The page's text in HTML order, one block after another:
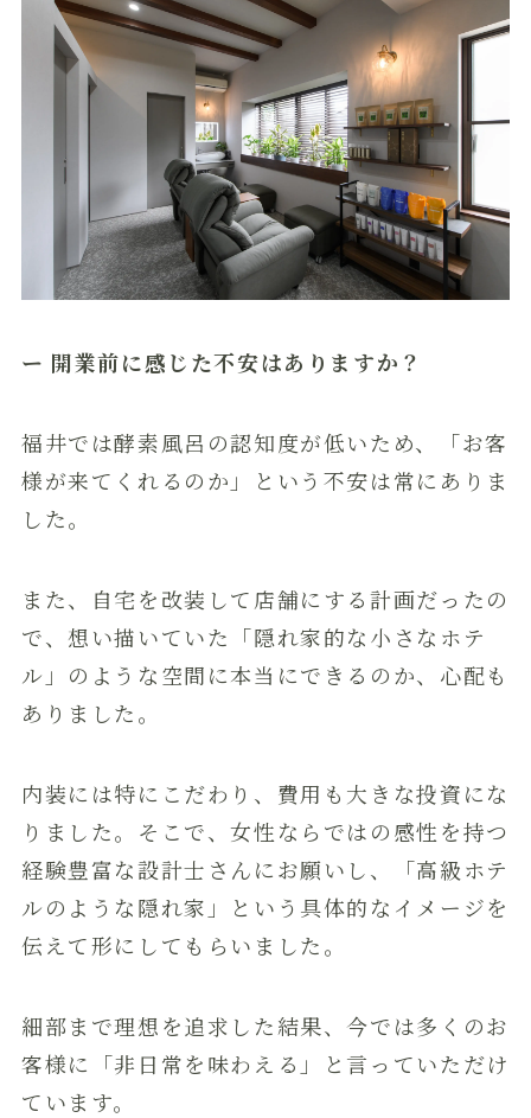
ー 開業前に感じた不安はありますか？
福井では酵素風呂の認知度が低いため、「お客
様が来てくれるのか」という不安は常にありま
した。
また、自宅を改装して店舗にする計画だったの
で、想い描いていた「隠れ家的な小さなホテ
ル」のような空間に本当にできるのか、心配も
ありました。
内装には特にこだわり、費用も大きな投資にな
りました。そこで、女性ならではの感性を持つ
経験豊富な設計士さんにお願いし、「高級ホテ
ルのような隠れ家」という具体的なイメージを
伝えて形にしてもらいました。
細部まで理想を追求した結果、今では多くのお
客様に「非日常を味わえる」と言っていただけ
ています。